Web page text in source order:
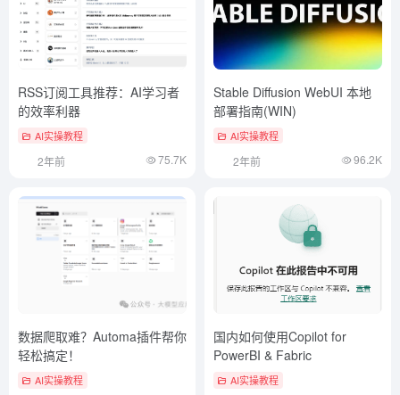
RSS订阅工具推荐：AI学习者
的效率利器
AI实操教程
2年前 75.7K
Stable Diffusion WebUI 本地
部署指南(WIN)
AI实操教程
2年前 96.2K
数据爬取难？Automa插件帮你
轻松搞定！
AI实操教程
国内如何使用Copilot for
PowerBI & Fabric
AI实操教程